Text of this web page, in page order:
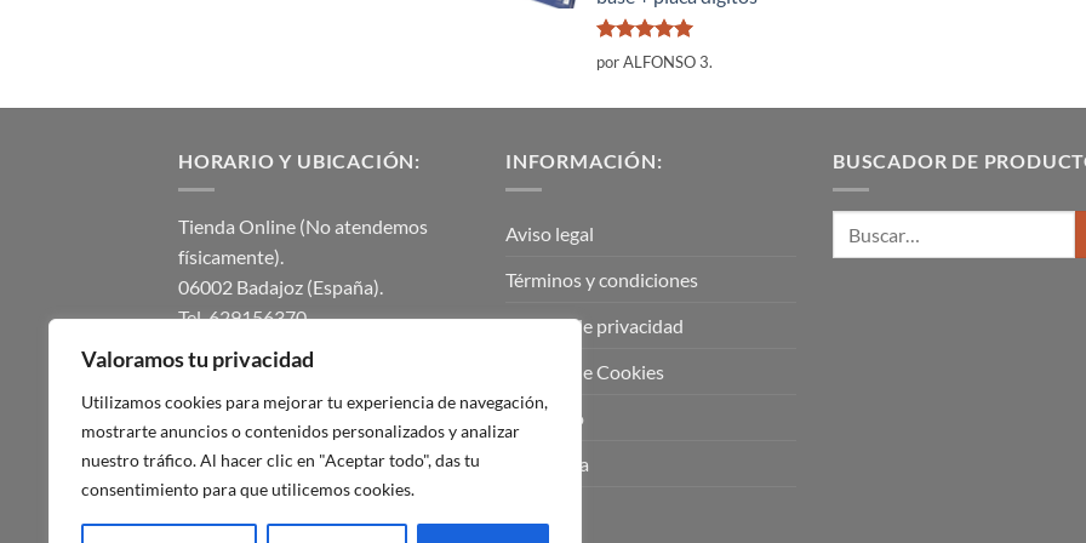
Valoramos tu privacidad
Utilizamos cookies para mejorar tu experiencia de navegación,
mostrarte anuncios o contenidos personalizados y analizar
nuestro tráfico. Al hacer clic en "Aceptar todo", das tu
consentimiento para que utilicemos cookies.
Valorado
con
por ALFONSO 3.
HORARIO Y UBICACIÓN:
Tienda Online (No atendemos
físicamente).
06002 Badajoz (España).
Tel. 629156370.
instalmaticsur@gmail.com.
Lunes a Viernes de 8.00h a 14.00h.
Tardes cerrado.
INFORMACIÓN:
Aviso legal
Términos y condiciones
Política de privacidad
Política de Cookies
Contacto
Mi cuenta
BUSCADOR DE